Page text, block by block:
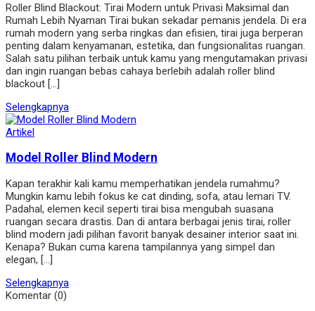
Roller Blind Blackout: Tirai Modern untuk Privasi Maksimal dan
Rumah Lebih Nyaman Tirai bukan sekadar pemanis jendela. Di era
rumah modern yang serba ringkas dan efisien, tirai juga berperan
penting dalam kenyamanan, estetika, dan fungsionalitas ruangan.
Salah satu pilihan terbaik untuk kamu yang mengutamakan privasi
dan ingin ruangan bebas cahaya berlebih adalah roller blind
blackout […]
Selengkapnya
Artikel
Model Roller Blind Modern
Kapan terakhir kali kamu memperhatikan jendela rumahmu?
Mungkin kamu lebih fokus ke cat dinding, sofa, atau lemari TV.
Padahal, elemen kecil seperti tirai bisa mengubah suasana
ruangan secara drastis. Dan di antara berbagai jenis tirai, roller
blind modern jadi pilihan favorit banyak desainer interior saat ini.
Kenapa? Bukan cuma karena tampilannya yang simpel dan
elegan, […]
Selengkapnya
Komentar (0)